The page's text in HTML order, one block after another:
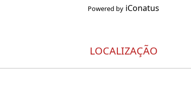
Powered by iConatus
LOCALIZAÇÃO